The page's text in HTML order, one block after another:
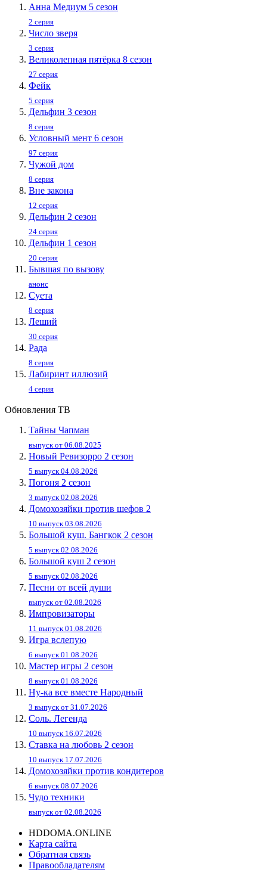
Анна Медиум 5 сезон
2 серия
Число зверя
3 серия
Великолепная пятёрка 8 сезон
27 серия
Фейк
5 серия
Дельфин 3 сезон
8 серия
Условный мент 6 сезон
97 серия
Чужой дом
8 серия
Вне закона
12 серия
Дельфин 2 сезон
24 серия
Дельфин 1 сезон
20 серия
Бывшая по вызову
анонс
Суета
8 серия
Леший
30 серия
Рада
8 серия
Лабиринт иллюзий
4 серия
Обновления ТВ
Тайны Чапман
выпуск от 06.08.2025
Новый Ревизорро 2 сезон
5 выпуск 04.08.2026
Погоня 2 сезон
3 выпуск 02.08.2026
Домохозяйки против шефов 2
10 выпуск 03.08.2026
Большой куш. Бангкок 2 сезон
5 выпуск 02.08.2026
Большой куш 2 сезон
5 выпуск 02.08.2026
Песни от всей души
выпуск от 02.08.2026
Импровизаторы
11 выпуск 01.08.2026
Игра вслепую
6 выпуск 01.08.2026
Мастер игры 2 сезон
8 выпуск 01.08.2026
Ну-ка все вместе Народный
3 выпуск от 31.07.2026
Соль. Легенда
10 выпуск 16.07.2026
Ставка на любовь 2 сезон
10 выпуск 17.07.2026
Домохозяйки против кондитеров
6 выпуск 08.07.2026
Чудо техники
выпуск от 02.08.2026
HDDOMA.ONLINE
Карта сайта
Обратная связь
Правообладателям